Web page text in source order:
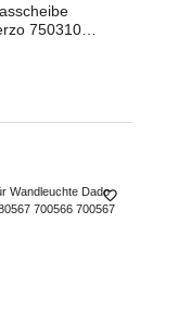
750310